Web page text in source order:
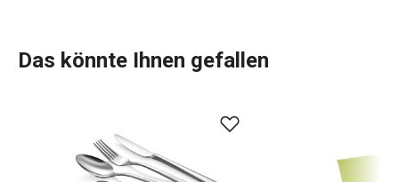
Das könnte Ihnen gefallen